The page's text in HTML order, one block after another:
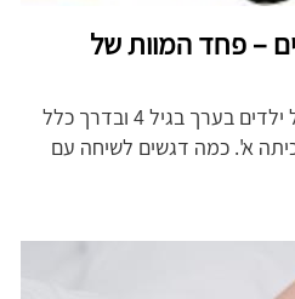
– פחד המוות של
הדיבור על המוות מתחיל אצל ילדים בערך בגיל 4 ובדרך כלל
הולכים לכיתה א'. כמה דגשים לשיחה עם